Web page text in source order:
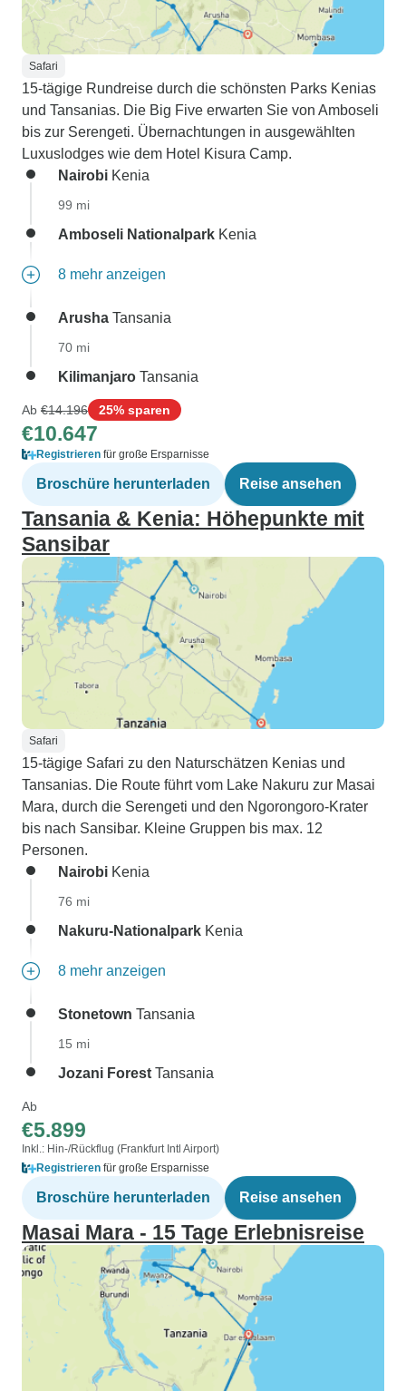
Safari
15-tägige Rundreise durch die schönsten Parks Kenias
und Tansanias. Die Big Five erwarten Sie von Amboseli
bis zur Serengeti. Übernachtungen in ausgewählten
Luxuslodges wie dem Hotel Kisura Camp.
Nairobi Kenia
99 mi
Amboseli Nationalpark Kenia
8 mehr anzeigen
Arusha Tansania
70 mi
Kilimanjaro Tansania
Ab €14.196 25% sparen
€10.647
Registrieren für große Ersparnisse
Broschüre herunterladen Reise ansehen
Tansania & Kenia: Höhepunkte mit
Sansibar
Safari
15-tägige Safari zu den Naturschätzen Kenias und
Tansanias. Die Route führt vom Lake Nakuru zur Masai
Mara, durch die Serengeti und den Ngorongoro-Krater
bis nach Sansibar. Kleine Gruppen bis max. 12
Personen.
Nairobi Kenia
76 mi
Nakuru-Nationalpark Kenia
8 mehr anzeigen
Stonetown Tansania
15 mi
Jozani Forest Tansania
Ab
€5.899
Inkl.: Hin-/Rückflug (Frankfurt Intl Airport)
Registrieren für große Ersparnisse
Broschüre herunterladen Reise ansehen
Masai Mara - 15 Tage Erlebnisreise